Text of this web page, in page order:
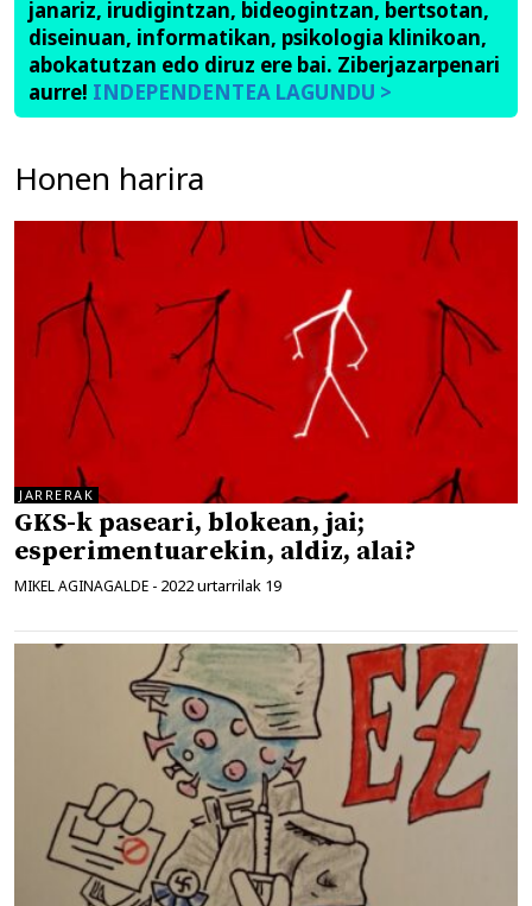
janariz, irudigintzan, bideogintzan, bertsotan,
diseinuan, informatikan, psikologia klinikoan,
abokatutzan edo diruz ere bai. Ziberjazarpenari
aurre! INDEPENDENTEA LAGUNDU >
Honen harira
JARRERAK
GKS-k paseari, blokean, jai;
esperimentuarekin, aldiz, alai?
MIKEL AGINAGALDE - 2022 urtarrilak 19